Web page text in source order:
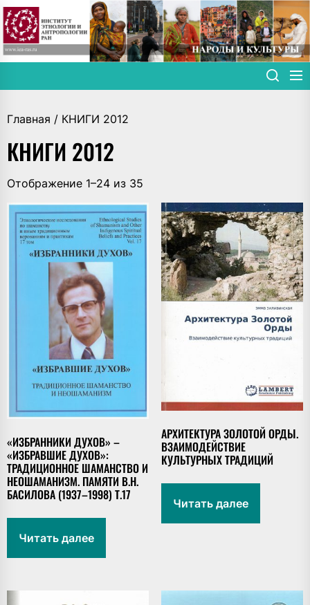
Skip
to
the
content
Главная / КНИГИ 2012
КНИГИ 2012
Отображение 1–24 из 35
недавние
«ИЗБРАННИКИ ДУХОВ» –
«ИЗБРАВШИЕ ДУХОВ»:
ТРАДИЦИОННОЕ ШАМАНСТВО И
НЕОШАМАНИЗМ. ПАМЯТИ В.Н.
БАСИЛОВА (1937–1998) Т.17
Читать далее
АРХИТЕКТУРА ЗОЛОТОЙ ОРДЫ.
ВЗАИМОДЕЙСТВИЕ
КУЛЬТУРНЫХ ТРАДИЦИЙ
Читать далее